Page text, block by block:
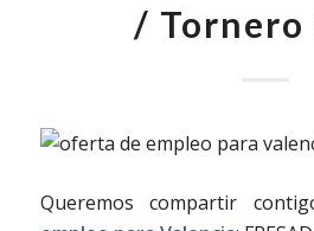
/ Tornero
Queremos compartir